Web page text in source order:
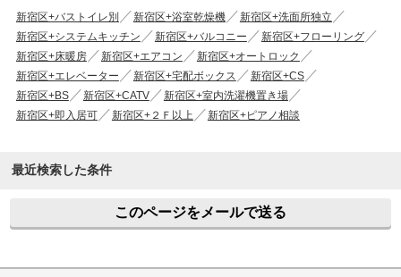
新宿区+バストイレ別 新宿区+浴室乾燥機
新宿区+洗面所独立
新宿区+システムキッチン
新宿区+バルコニー
新宿区+フローリング
新宿区+床暖房
新宿区+エアコン
新宿区+オートロック
新宿区+エレベーター
新宿区+宅配ボックス
新宿区+CS
新宿区+BS
新宿区+CATV
新宿区+室内洗濯機置き場
新宿区+即入居可
新宿区+２Ｆ以上 新宿区+ピアノ相談
最近検索した条件
このページをメールで送る